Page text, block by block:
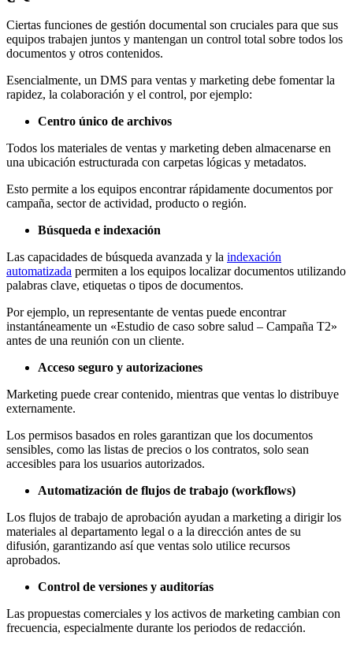
Ciertas funciones de gestión documental son cruciales para que sus
equipos trabajen juntos y mantengan un control total sobre todos los
documentos y otros contenidos.
Esencialmente, un DMS para ventas y marketing debe fomentar la
rapidez, la colaboración y el control, por ejemplo:
Centro único de archivos
Todos los materiales de ventas y marketing deben almacenarse en
una ubicación estructurada con carpetas lógicas y metadatos.
Esto permite a los equipos encontrar rápidamente documentos por
campaña, sector de actividad, producto o región.
Búsqueda e indexación
Las capacidades de búsqueda avanzada y la indexación
automatizada permiten a los equipos localizar documentos utilizando
palabras clave, etiquetas o tipos de documentos.
Por ejemplo, un representante de ventas puede encontrar
instantáneamente un «Estudio de caso sobre salud – Campaña T2»
antes de una reunión con un cliente.
Acceso seguro y autorizaciones
Marketing puede crear contenido, mientras que ventas lo distribuye
externamente.
Los permisos basados en roles garantizan que los documentos
sensibles, como las listas de precios o los contratos, solo sean
accesibles para los usuarios autorizados.
Automatización de flujos de trabajo (workflows)
Los flujos de trabajo de aprobación ayudan a marketing a dirigir los
materiales al departamento legal o a la dirección antes de su
difusión, garantizando así que ventas solo utilice recursos
aprobados.
Control de versiones y auditorías
Las propuestas comerciales y los activos de marketing cambian con
frecuencia, especialmente durante los periodos de redacción.